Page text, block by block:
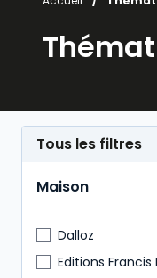
Tous les filtres
Maison
Dalloz
Editions Francis